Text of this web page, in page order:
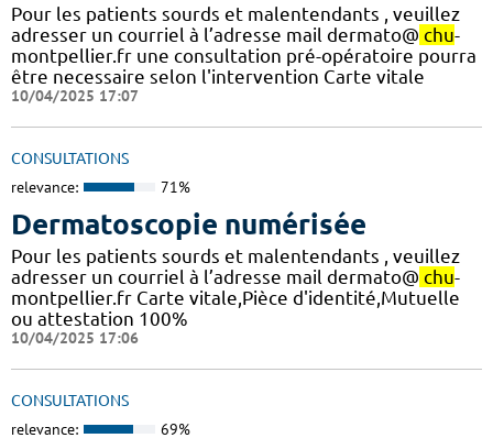
Pour les patients sourds et malentendants , veuillez
adresser un courriel à l’adresse mail dermato@ chu-
montpellier.fr une consultation pré-opératoire pourra
être necessaire selon l'intervention Carte vitale
10/04/2025 17:07
CONSULTATIONS
relevance: 71%
Dermatoscopie numérisée
Pour les patients sourds et malentendants , veuillez
adresser un courriel à l’adresse mail dermato@ chu-
montpellier.fr Carte vitale,Pièce d'identité,Mutuelle
ou attestation 100%
10/04/2025 17:06
CONSULTATIONS
relevance: 69%